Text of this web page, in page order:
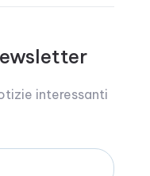
interessanti